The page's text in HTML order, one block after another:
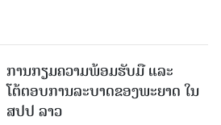
ການກຽມຄວາມພ້ອມຮັບມື ແລະ
ໂຕ້ຕອບການລະບາດຂອງພະຍາດ ໃນ
ສປປ ລາວ